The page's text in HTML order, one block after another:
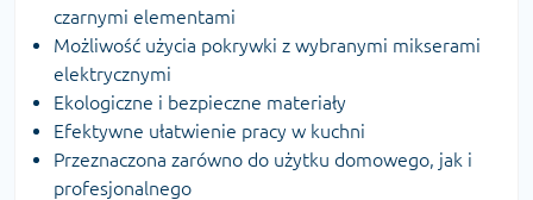
czarnymi elementami
Możliwość użycia pokrywki z wybranymi mikserami
elektrycznymi
Ekologiczne i bezpieczne materiały
Efektywne ułatwienie pracy w kuchni
Przeznaczona zarówno do użytku domowego, jak i
profesjonalnego